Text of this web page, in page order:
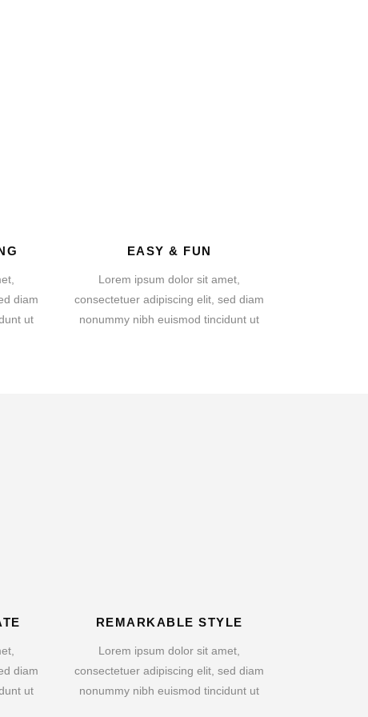
diam
ut
EASY & FUN
Lorem ipsum dolor sit amet,
consectetuer adipiscing elit, sed diam
nonummy nibh euismod tincidunt ut
diam
ut
REMARKABLE STYLE
Lorem ipsum dolor sit amet,
consectetuer adipiscing elit, sed diam
nonummy nibh euismod tincidunt ut